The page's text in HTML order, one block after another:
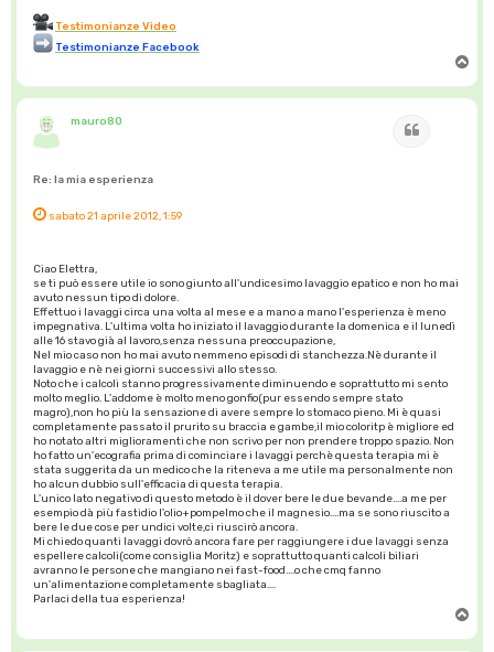
Testimonianze Video
Testimonianze Facebook
p
mauro80
Re: la mia esperienza
sabato 21 aprile 2012, 1:59
Ciao Elettra,
se ti può essere utile io sono giunto all'undicesimo lavaggio epatico e non ho mai
avuto nessun tipo di dolore.
Effettuo i lavaggi circa una volta al mese e a mano a mano l'esperienza è meno
impegnativa. L'ultima volta ho iniziato il lavaggio durante la domenica e il lunedì
alle 16 stavo già al lavoro,senza nessuna preoccupazione,
Nel mio caso non ho mai avuto nemmeno episodi di stanchezza.Nè durante il
lavaggio e nè nei giorni successivi allo stesso.
Noto che i calcoli stanno progressivamente diminuendo e soprattutto mi sento
molto meglio. L'addome è molto meno gonfio(pur essendo sempre stato
magro),non ho più la sensazione di avere sempre lo stomaco pieno. Mi è quasi
completamente passato il prurito su braccia e gambe,il mio coloritp è migliore ed
ho notato altri miglioramenti che non scrivo per non prendere troppo spazio. Non
ho fatto un'ecografia prima di cominciare i lavaggi perchè questa terapia mi è
stata suggerita da un medico che la riteneva a me utile ma personalmente non
ho alcun dubbio sull'efficacia di questa terapia.
L'unico lato negativo di questo metodo è il dover bere le due bevande....a me per
esempio dà più fastidio l'olio+pompelmo che il magnesio....ma se sono riuscito a
bere le due cose per undici volte,ci riuscirò ancora.
Mi chiedo quanti lavaggi dovrò ancora fare per raggiungere i due lavaggi senza
espellere calcoli(come consiglia Moritz) e soprattutto quanti calcoli biliari
avranno le persone che mangiano nei fast-food....o che cmq fanno
un'alimentazione completamente sbagliata....
Parlaci della tua esperienza!
p